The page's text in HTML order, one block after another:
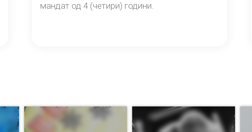
мандат од 4 (четири) години.